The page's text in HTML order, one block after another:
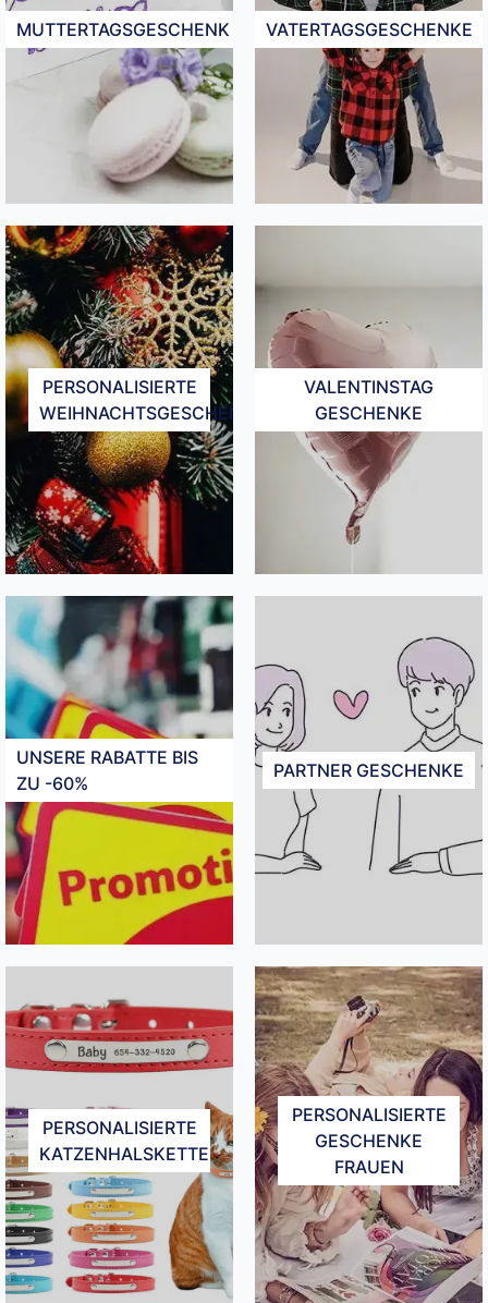
MUTTERTAGSGESCHENK VATERTAGSGESCHENKE
PERSONALISIERTE
WEIHNACHTSGESCHENKE​
VALENTINSTAG
GESCHENKE
UNSERE RABATTE BIS
ZU -60%
PARTNER GESCHENKE
PERSONALISIERTE
KATZENHALSKETTE
PERSONALISIERTE
GESCHENKE
FRAUEN